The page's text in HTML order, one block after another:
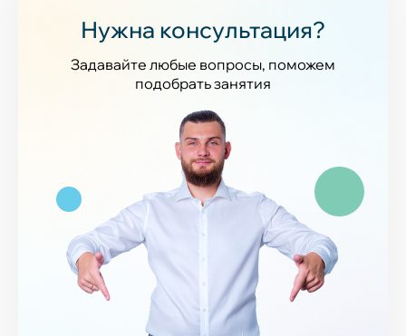
Нужна консультация?
Задавайте любые вопросы, поможем
подобрать занятия